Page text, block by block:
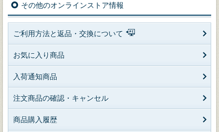
その他のオンラインストア情報
ご利用方法と返品・交換について
お気に入り商品
入荷通知商品
注文商品の確認・キャンセル
商品購入履歴